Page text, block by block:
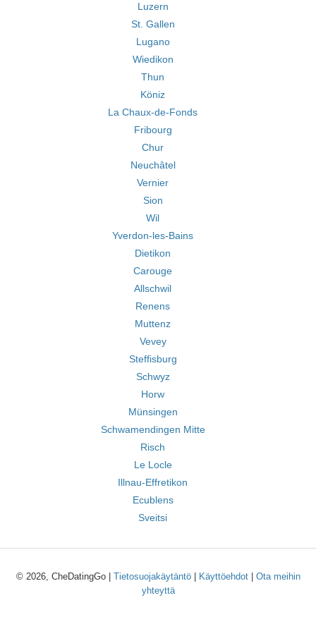
Luzern
St. Gallen
Lugano
Wiedikon
Thun
Köniz
La Chaux-de-Fonds
Fribourg
Chur
Neuchâtel
Vernier
Sion
Wil
Yverdon-les-Bains
Dietikon
Carouge
Allschwil
Renens
Muttenz
Vevey
Steffisburg
Schwyz
Horw
Münsingen
Schwamendingen Mitte
Risch
Le Locle
Illnau-Effretikon
Ecublens
Sveitsi
© 2026, CheDatingGo | Tietosuojakäytäntö| Käyttöehdot| Ota meihin
yhteyttä